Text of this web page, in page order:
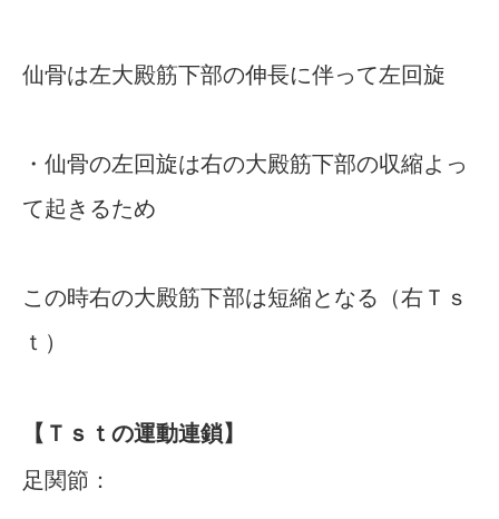
仙骨は左大殿筋下部の伸長に伴って左回旋
・仙骨の左回旋は右の大殿筋下部の収縮よっ
て起きるため
この時右の大殿筋下部は短縮となる（右Ｔｓ
ｔ）
【Ｔｓｔの運動連鎖】
足関節：